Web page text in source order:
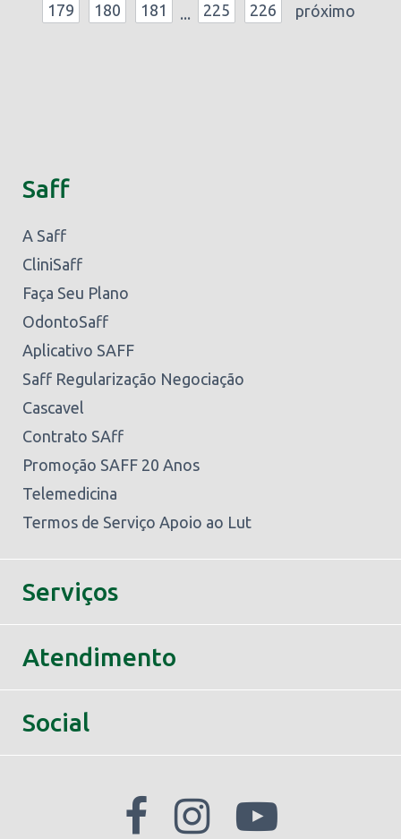
179
180 181 ... 225 226 próximo
Saff
A Saff
CliniSaff
Faça Seu Plano
OdontoSaff
Aplicativo SAFF
Saff Regularização Negociação
Cascavel
Contrato SAff
Promoção SAFF 20 Anos
Telemedicina
Termos de Serviço Apoio ao Lut
Serviços
Atendimento
Social